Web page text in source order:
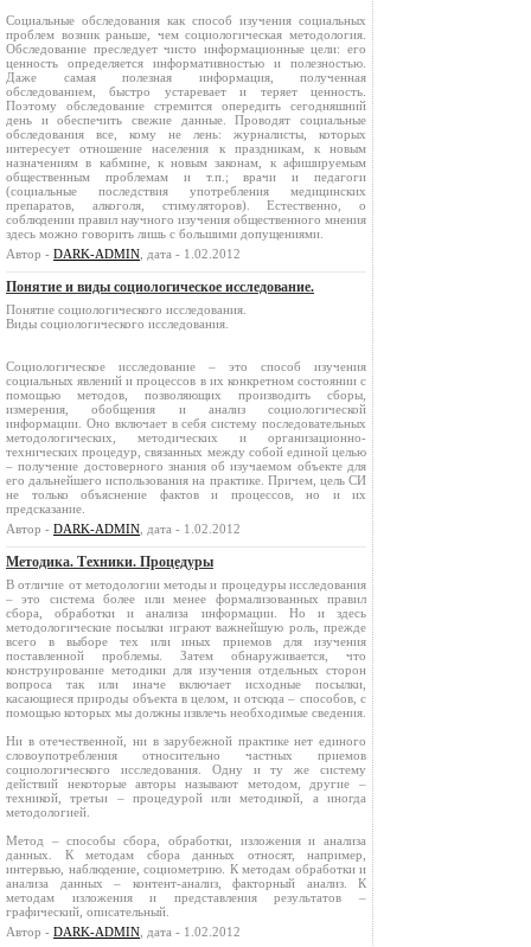
Социальные обследования как способ изучения социальных
проблем возник раньше, чем социологическая методология.
Обследование преследует чисто информационные цели: его
ценность определяется информативностью и полезностью.
Даже самая полезная информация, полученная
обследованием, быстро устаревает и теряет ценность.
Поэтому обследование стремится опередить сегодняшний
день и обеспечить свежие данные. Проводят социальные
обследования все, кому не лень: журналисты, которых
интересует отношение населения к праздникам, к новым
назначениям в кабмине, к новым законам, к афишируемым
общественным проблемам и т.п.; врачи и педагоги
(социальные последствия употребления медицинских
препаратов, алкоголя, стимуляторов). Естественно, о
соблюдении правил научного изучения общественного мнения
здесь можно говорить лишь с большими допущениями.
Автор - DARK-ADMIN , дата - 1.02.2012
Понятие и виды социологическое исследование.
Понятие социологического исследования.
Виды социологического исследования.
Социологическое исследование – это способ изучения
социальных явлений и процессов в их конкретном состоянии с
помощью методов, позволяющих производить сборы,
измерения, обобщения и анализ социологической
информации. Оно включает в себя систему последовательных
методологических, методических и организационно-
технических процедур, связанных между собой единой целью
– получение достоверного знания об изучаемом объекте для
его дальнейшего использования на практике. Причем, цель СИ
не только объяснение фактов и процессов, но и их
предсказание.
Автор - DARK-ADMIN , дата - 1.02.2012
Методика. Техники. Процедуры
В отличие от методологии методы и процедуры исследования
– это система более или менее формализованных правил
сбора, обработки и анализа информации. Но и здесь
методологические посылки играют важнейшую роль, прежде
всего в выборе тех или иных приемов для изучения
поставленной проблемы. Затем обнаруживается, что
конструирование методики для изучения отдельных сторон
вопроса так или иначе включает исходные посылки,
касающиеся природы объекта в целом, и отсюда – способов, с
помощью которых мы должны извлечь необходимые сведения.
Ни в отечественной, ни в зарубежной практике нет единого
словоупотребления относительно частных приемов
социологического исследования. Одну и ту же систему
действий некоторые авторы называют методом, другие –
техникой, третьи – процедурой или методикой, а иногда
методологией.
Метод – способы сбора, обработки, изложения и анализа
данных. К методам сбора данных относят, например,
интервью, наблюдение, социометрию. К методам обработки и
анализа данных – контент-анализ, факторный анализ. К
методам изложения и представления результатов –
графический, описательный.
Автор - DARK-ADMIN , дата - 1.02.2012